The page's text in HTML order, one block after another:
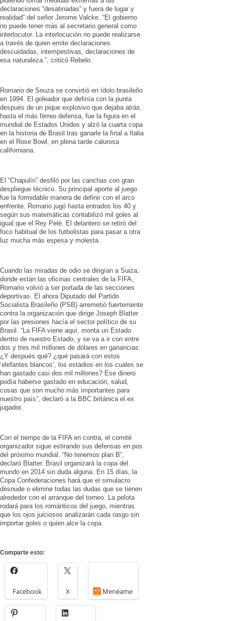
declaraciones “desatinadas” y fuera de lugar y
realidad” del señor Jerome Valcke. “El gobierno
no puede tener más al secretario general como
interlocutor. La interlocución no puede realizarse
a través de quien emite declaraciones
descuidadas, intempestivas, declaraciones de
esa naturaleza.”, criticó Rebelo.
Romario de Souza se convirtió en ídolo brasileño
en 1994. El goleador que definía con la punta
después de un pique explosivo que dejaba atrás
hasta el más férreo defensa, fue la figura en el
mundial de Estados Unidos y alzó la cuarta copa
en la historia de Brasil tras ganarle la final a Italia
en el Rose Bowl, en plena tarde calurosa
californiana.
El “Chapulín” desfiló por las canchas con gran
despliegue técnico. Su principal aporte al juego
fue la formidable manera de definir con el arco
enfrente. Romario jugó hasta entrados los 40 y
según sus matemáticas contabilizó mil goles al
igual que el Rey Pelé. El delantero se retiró del
foco habitual de los futbolistas para pasar a otra
luz mucha más espesa y molesta.
Cuando las miradas de odio se dirigían a Suiza,
donde están las oficinas centrales de la FIFA,
Romario volvió a ser portada de las secciones
deportivas. El ahora Diputado del Partido
Socialista Brasileño (PSB) arremetió fuertemente
contra la organización que dirige Joseph Blatter
por las presiones hacía el sector político de su
Brasil. “La FIFA viene aquí, monta un Estado
dentro de nuestro Estado, y se va a ir con entre
dos y tres mil millones de dólares en ganancias.
¿Y después qué? ¿qué pasará con estos
‘elefantes blancos’, los estadios en los cuales se
han gastado casi dos mil millones? Ese dinero
podía haberse gastado en educación, salud,
cosas que son mucho más importantes para
nuestro país”, declaró a la BBC británica el ex
jugador.
Con el tiempo de la FIFA en contra, el comité
organizador sigue estirando sus defensas en pos
del próximo mundial. “No tenemos plan B”,
declaró Blatter. Brasil organizará la copa del
mundo en 2014 sin duda alguna. En 15 días, la
Copa Confederaciones hará que el simulacro
desnude o elimine todas las dudas que se tienen
alrededor con el arranque del torneo. La pelota
rodará para los románticos del juego, mientras
que los ojos juiciosos analizarán cada rasgo sin
importar goles o quien alce la copa.
Comparte esto:
Facebook X Menéame